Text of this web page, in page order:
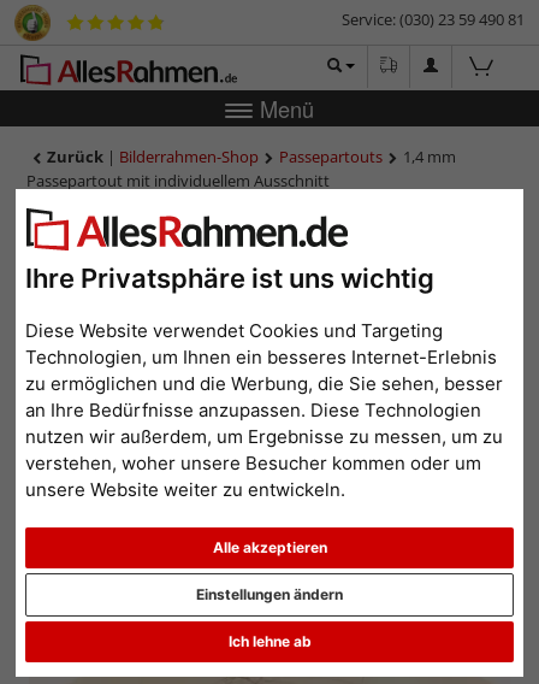
Ihre Privatsphäre ist uns wichtig
Diese Website verwendet Cookies und Targeting
Technologien, um Ihnen ein besseres Internet-Erlebnis
zu ermöglichen und die Werbung, die Sie sehen, besser
an Ihre Bedürfnisse anzupassen. Diese Technologien
nutzen wir außerdem, um Ergebnisse zu messen, um zu
verstehen, woher unsere Besucher kommen oder um
unsere Website weiter zu entwickeln.
Alle akzeptieren
Ich lehne ab
Einstellungen ändern
Service: (030) 23 59 490 81
Menü
Zurück | Bilderrahmen-Shop Passepartouts
1,4 mm
Passepartout mit individuellem Ausschnitt
1,4 mm Passepartout mit
individuellem Ausschnitt
Zurück